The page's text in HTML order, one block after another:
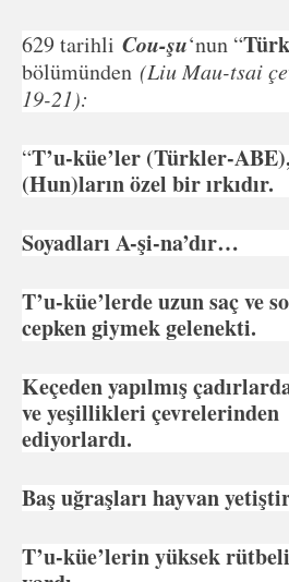
629 tarihli Cou-şu‘nun “
bölümünden (Liu Mau-tsai
19-21):
“T’u-küe’ler (Türkler-
(Hun)ların özel bir ırkıdır.
Soyadları A-şi-na’dır…
T’u-küe’lerde uzun saç ve
cepken giymek gelenekti.
Keçeden yapılmış
ve yeşillikleri
ediyorlardı.
Baş uğraşları hayvan
T’u-küe’lerin yüksek